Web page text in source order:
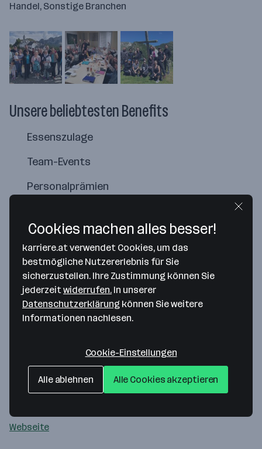
Handel, Sonstige Branchen
Unsere beliebtesten Benefits
Essenszulage
Team-Events
Personalprämien
WITASEK Pflanzenschutz GmbH
Mozartstraße 1a
Webseite
Cookies machen alles besser!
karriere.at verwendet Cookies, um das
bestmögliche Nutzererlebnis für Sie
sicherzustellen. Ihre Zustimmung können Sie
jederzeit widerrufen. In unserer
Datenschutzerklärung können Sie weitere
Informationen nachlesen.
Cookie-Einstellungen
Alle ablehnen Alle Cookies akzeptieren